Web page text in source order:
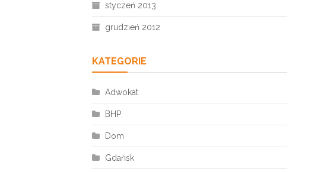
styczeń 2013
grudzień 2012
KATEGORIE
Adwokat
BHP
Dom
Gdańsk